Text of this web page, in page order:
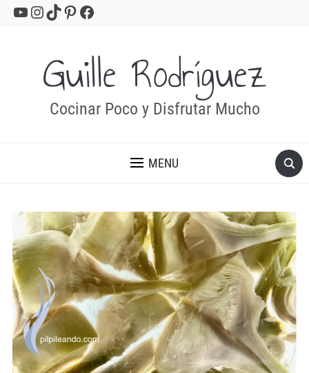
YouTube
Instagram
TikTok
Pinterest
Facebook
Guille Rodríguez
Cocinar Poco y Disfrutar Mucho
MENU